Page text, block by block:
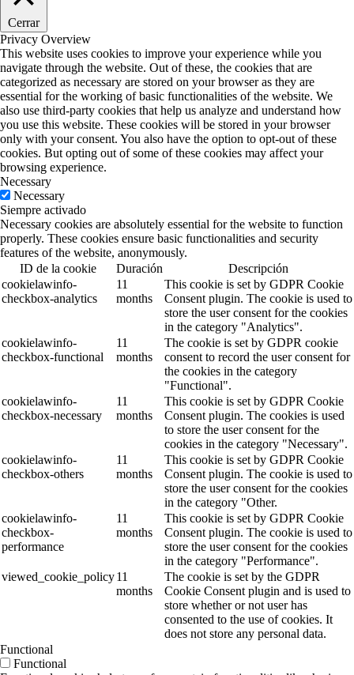
Cerrar
Privacy Overview
This website uses cookies to improve your experience while you
navigate through the website. Out of these, the cookies that are
categorized as necessary are stored on your browser as they are
essential for the working of basic functionalities of the website. We
also use third-party cookies that help us analyze and understand how
you use this website. These cookies will be stored in your browser
only with your consent. You also have the option to opt-out of these
cookies. But opting out of some of these cookies may affect your
browsing experience.
Necessary
Necessary
Siempre activado
Necessary cookies are absolutely essential for the website to function
properly. These cookies ensure basic functionalities and security
features of the website, anonymously.
ID de la cookie
Duración
Descripción
cookielawinfo-
checkbox-analytics
11
months
This cookie is set by GDPR Cookie
Consent plugin. The cookie is used to
store the user consent for the cookies
in the category "Analytics".
cookielawinfo-
checkbox-functional
11
months
The cookie is set by GDPR cookie
consent to record the user consent for
the cookies in the category
"Functional".
cookielawinfo-
checkbox-necessary
11
months
This cookie is set by GDPR Cookie
Consent plugin. The cookies is used
to store the user consent for the
cookies in the category "Necessary".
cookielawinfo-
checkbox-others
11
months
This cookie is set by GDPR Cookie
Consent plugin. The cookie is used to
store the user consent for the cookies
in the category "Other.
cookielawinfo-
checkbox-
performance
11
months
This cookie is set by GDPR Cookie
Consent plugin. The cookie is used to
store the user consent for the cookies
in the category "Performance".
viewed_cookie_policy11
months
The cookie is set by the GDPR
Cookie Consent plugin and is used to
store whether or not user has
consented to the use of cookies. It
does not store any personal data.
Functional
Functional